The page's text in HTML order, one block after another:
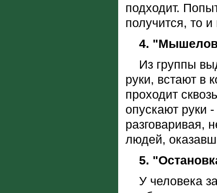
подходит.
получится, то
4.
Из группы
руки, встают в
проходит
опускают руки
разговаривая,
людей,
5.
У человека